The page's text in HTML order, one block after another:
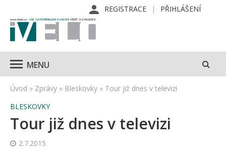
REGISTRACE PŘIHLÁŠENÍ
MENU
Úvod » Zprávy » Bleskovky » Tour již dnes v televizi
BLESKOVKY
Tour již dnes v televizi
2.7.2015